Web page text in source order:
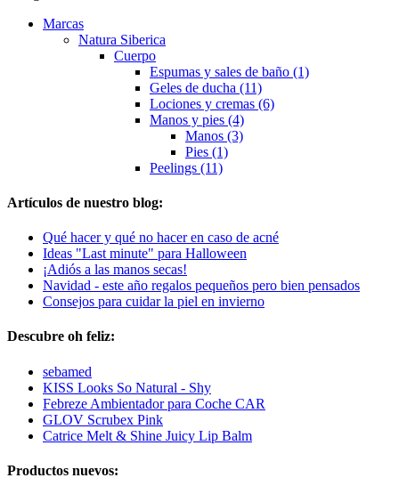
Marcas
Natura Siberica
Cuerpo
Espumas y sales de baño (1)
Geles de ducha (11)
Lociones y cremas (6)
Manos y pies (4)
Manos (3)
Pies (1)
Peelings (11)
Artículos de nuestro blog:
Qué hacer y qué no hacer en caso de acné
Ideas "Last minute" para Halloween
¡Adiós a las manos secas!
Navidad - este año regalos pequeños pero bien pensados
Consejos para cuidar la piel en invierno
Descubre oh feliz:
sebamed
KISS Looks So Natural - Shy
Febreze Ambientador para Coche CAR
GLOV Scrubex Pink
Catrice Melt & Shine Juicy Lip Balm
Productos nuevos: